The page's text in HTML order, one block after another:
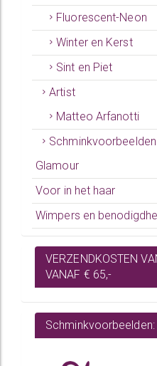
Fluorescent-Neon
Winter en Kerst
Sint en Piet
Artist
Matteo Arfanotti
Schminkvoorbeelden
Glamour
Voor in het haar
Wimpers en
VERZENDKOSTEN
VANAF € 65,-
Schminkvoorbeelden: